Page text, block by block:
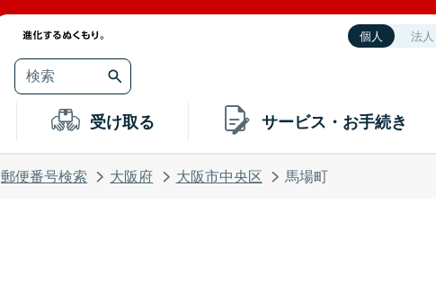
個人 法人
受け取る サービス・お手続き
郵便番号検索 大阪府 大阪市中央区 馬場町